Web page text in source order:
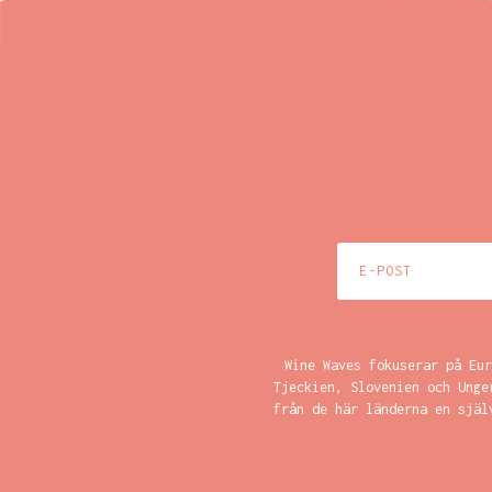
Wine Waves fokuserar på
Tjeckien, Slovenien och
från de här länderna en